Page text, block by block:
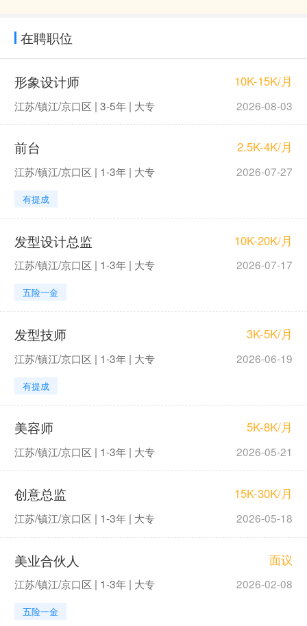
在聘职位
形象设计师 10K-15K/月
江苏/镇江/京口区 | 3-5年 | 大专 2026-08-03
前台 2.5K-4K/月
江苏/镇江/京口区 | 1-3年 | 大专 2026-07-27
有提成
发型设计总监 10K-20K/月
江苏/镇江/京口区 | 1-3年 | 大专 2026-07-17
五险一金
发型技师 3K-5K/月
江苏/镇江/京口区 | 1-3年 | 大专 2026-06-19
有提成
美容师 5K-8K/月
江苏/镇江/京口区 | 1-3年 | 大专 2026-05-21
创意总监 15K-30K/月
江苏/镇江/京口区 | 1-3年 | 大专 2026-05-18
美业合伙人 面议
江苏/镇江/京口区 | 1-3年 | 大专 2026-02-08
五险一金